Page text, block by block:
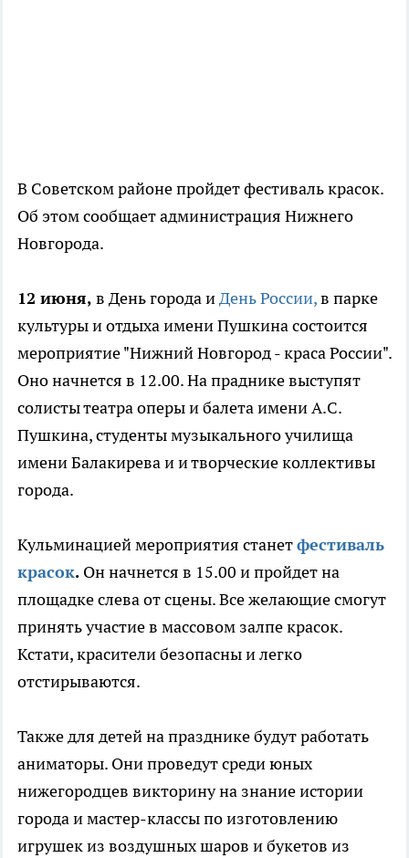
В Советском районе пройдет фестиваль красок.
Об этом сообщает администрация Нижнего
Новгорода.
12 июня, в День города иДень России,в парке
культуры и отдыха имени Пушкина состоится
мероприятие "Нижний Новгород - краса России".
Оно начнется в 12.00. На праднике выступят
солисты театра оперы и балета имени А.С.
Пушкина, студенты музыкального училища
имени Балакирева и и творческие коллективы
города.
Кульминацией мероприятия станетфестиваль
красок. Он начнется в 15.00 и пройдет на
площадке слева от сцены. Все желающие смогут
принять участие в массовом залпе красок.
Кстати, красители безопасны и легко
отстирываются.
Также для детей на празднике будут работать
аниматоры. Они проведут среди юных
нижегородцев викторину на знание истории
города и мастер-классы по изготовлению
игрушек из воздушных шаров и букетов из